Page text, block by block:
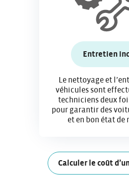
Entretien
Le nettoyage et
véhicules sont
techniciens deux
pour garantir des
et en bon état de
Calculer le coût